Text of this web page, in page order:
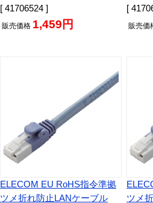
[ 41706524 ]
販売価格 1,459円
[
販売価
ELECOM EU RoHS指令準拠
ツメ折れ防止LANケーブル
ツメ